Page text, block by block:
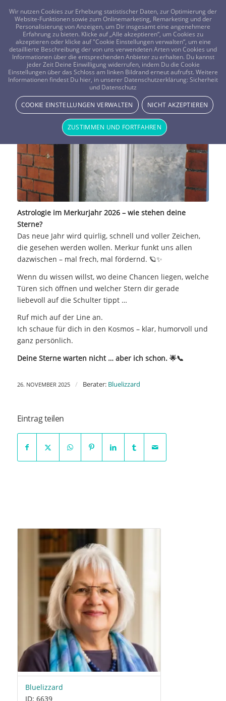
FRAGEN? KOSTENLOS ANRUFEN: 0800-8478266
Astrologie im Merkurjahr 2026 –
wie stehen deine Sterne?
Vistano Beraterin Bluelizzard - Beraterblog
Astrologie im Merkurjahr 2026 – wie stehen deine
Sterne?
Das neue Jahr wird quirlig, schnell und voller Zeichen,
die gesehen werden wollen. Merkur funkt uns allen
dazwischen – mal frech, mal fördernd. 🪐✨
Wenn du wissen willst, wo deine Chancen liegen, welche
Türen sich öffnen und welcher Stern dir gerade
liebevoll auf die Schulter tippt …
Ruf mich auf der Line an.
Ich schaue für dich in den Kosmos – klar, humorvoll und
ganz persönlich.
Deine Sterne warten nicht … aber ich schon. 🌟📞
26. NOVEMBER 2025 / Berater: Bluelizzard
Eintrag teilen
Bluelizzard
ID: 6639
Wir nutzen Cookies zur Erhebung statistischer Daten, zur Optimierung der
Website-Funktionen sowie zum Onlinemarketing, Remarketing und der
Personalisierung von Anzeigen, um Dir insgesamt eine angenehmere
Erfahrung zu bieten. Klicke auf „Alle akzeptieren“, um Cookies zu
akzeptieren oder klicke auf "Cookie Einstellungen verwalten“, um eine
detaillierte Beschreibung der von uns verwendeten Arten von Cookies und
Informationen über die entsprechenden Anbieter zu erhalten. Du kannst
jeder Zeit Deine Einwilligung widerrufen, indem Du die Cookie
Einstellungen über das Schloss am linken Bildrand erneut aufrufst. Weitere
Informationen findest Du hier, in unserer Datenschutzerklärung: Sicherheit
und Datenschutz
COOKIE EINSTELLUNGEN VERWALTEN NICHT AKZEPTIEREN
ZUSTIMMEN UND FORTFAHREN